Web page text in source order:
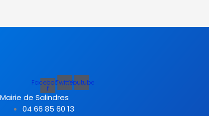
Facebook-
f
TwitterYoutube
Mairie de Salindres
04 66 85 60 13